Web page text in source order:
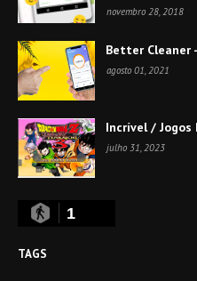
novembro 28, 2018
Better Cleaner
agosto 01, 2021
Incrível / Jogos
julho 31, 2023
1
TAGS